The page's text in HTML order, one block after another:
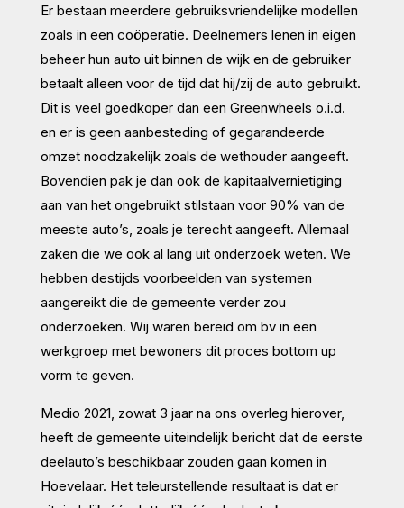
Er bestaan meerdere gebruiksvriendelijke modellen
zoals in een coöperatie. Deelnemers lenen in eigen
beheer hun auto uit binnen de wijk en de gebruiker
betaalt alleen voor de tijd dat hij/zij de auto gebruikt.
Dit is veel goedkoper dan een Greenwheels o.i.d.
en er is geen aanbesteding of gegarandeerde
omzet noodzakelijk zoals de wethouder aangeeft.
Bovendien pak je dan ook de kapitaalvernietiging
aan van het ongebruikt stilstaan voor 90% van de
meeste auto’s, zoals je terecht aangeeft. Allemaal
zaken die we ook al lang uit onderzoek weten. We
hebben destijds voorbeelden van systemen
aangereikt die de gemeente verder zou
onderzoeken. Wij waren bereid om bv in een
werkgroep met bewoners dit proces bottom up
vorm te geven.
Medio 2021, zowat 3 jaar na ons overleg hierover,
heeft de gemeente uiteindelijk bericht dat de eerste
deelauto’s beschikbaar zouden gaan komen in
Hoevelaar. Het teleurstellende resultaat is dat er